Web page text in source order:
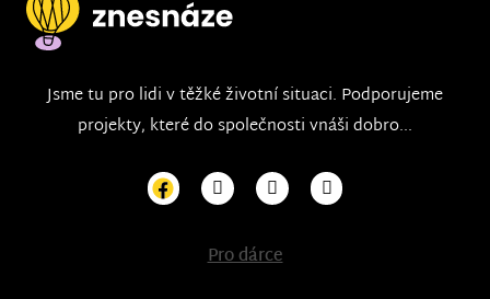
Jsme tu pro lidi v těžké životní situaci. Podporujeme
projekty, které do společnosti vnáši dobro...
Pro dárce